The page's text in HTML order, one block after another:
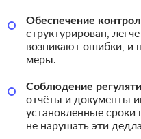
Обеспечение
структурирован,
возникают ошибки, и
меры.
Соблюдение
отчёты и документы
установленные сроки
не нарушать эти